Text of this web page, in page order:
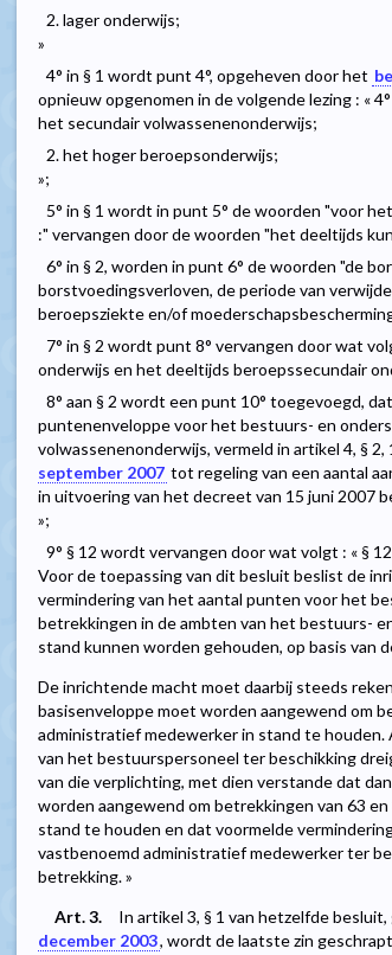
2. lager onderwijs;
»
4° in § 1 wordt punt 4°, opgeheven door het
opnieuw opgenomen in de volgende lezing : «
het secundair volwassenenonderwijs;
2. het hoger beroepsonderwijs;
»;
5° in § 1 wordt in punt 5° de woorden "voor
:" vervangen door de woorden "het deeltijds
6° in § 2, worden in punt 6° de woorden "de
borstvoedingsverloven, de periode van
beroepsziekte en/of
7° in § 2 wordt punt 8° vervangen door wat
onderwijs en het deeltijds beroepssecundair
8° aan § 2 wordt een punt 10° toegevoegd,
puntenenveloppe voor het bestuurs- en
volwassenenonderwijs, vermeld in artikel 4, § 2,
september 2007 tot regeling van een aantal
in uitvoering van het decreet van 15 juni 2007
»;
9° § 12 wordt vervangen door wat volgt : « §
Voor de toepassing van dit besluit beslist de
vermindering van het aantal punten voor het
betrekkingen in de ambten van het bestuurs-
stand kunnen worden gehouden, op basis van
De inrichtende macht moet daarbij steeds
basisenveloppe moet worden aangewend om
administratief medewerker in stand te houden.
van het bestuurspersoneel ter beschikking
van die verplichting, met dien verstande dat
worden aangewend om betrekkingen van 63
stand te houden en dat voormelde
vastbenoemd administratief medewerker ter
betrekking. »
Art. 3.
In artikel 3, § 1 van hetzelfde
december 2003, wordt de laatste zin